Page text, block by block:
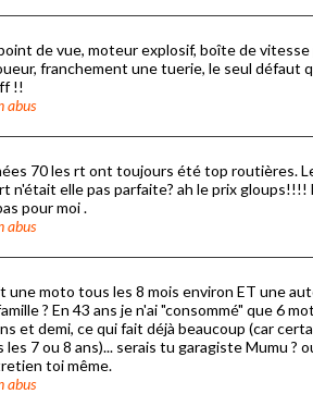
de vue, moteur explosif, boîte de vitesse
franchement une tuerie, le seul défaut
!!
abus
70 les rt ont toujours été top routières.
n'était elle pas parfaite? ah le prix gloups!!!!
pour moi .
abus
moto tous les 8 mois environ ET une
? En 43 ans je n'ai "consommé" que 6
et demi, ce qui fait déjà beaucoup (car
7 ou 8 ans)... serais tu garagiste Mumu ?
toi même.
abus